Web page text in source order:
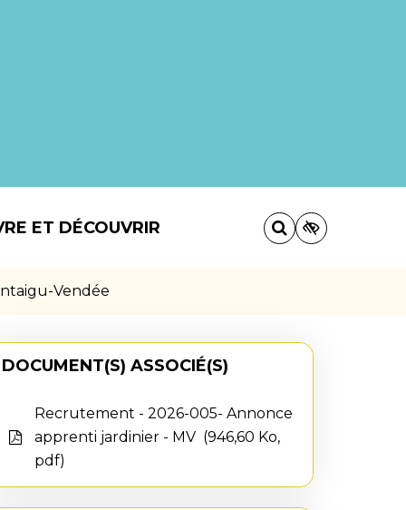
ET DÉCOUVRIR
Vendée
DOCUMENT(S) ASSOCIÉ(S)
Recrutement - 2026-005- Annonce
apprenti jardinier - MV
946,60 Ko,
pdf